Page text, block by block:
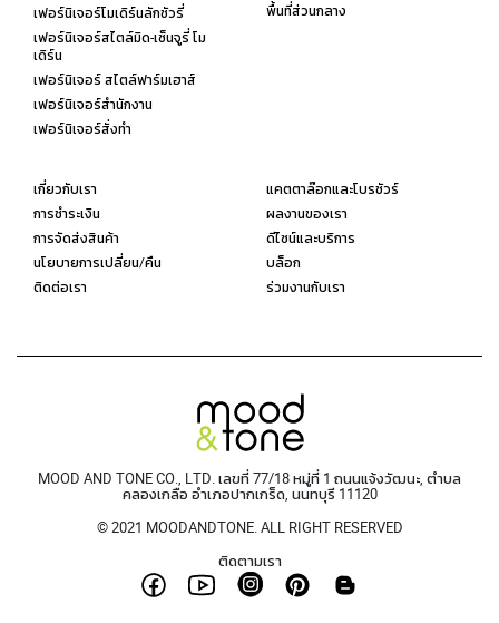
เฟอร์นิเจอร์โมเดิร์นลักชัวรี่
เฟอร์นิเจอร์สไตล์มิด-เซ็นจูรี่ โม
เดิร์น
เฟอร์นิเจอร์ สไตล์ฟาร์มเฮาส์
เฟอร์นิเจอร์สำนักงาน
เฟอร์นิเจอร์สั่งทำ
พื้นที่ส่วนกลาง
เกี่ยวกับเรา
การชำระเงิน
การจัดส่งสินค้า
นโยบายการเปลี่ยน/คืน
ติดต่อเรา
แคตตาล๊อกและโบรชัวร์
ผลงานของเรา
ดีไซน์และบริการ
บล็อก
ร่วมงานกับเรา
MOOD AND TONE CO., LTD. เลขที่ 77/18 หมู่ที่ 1 ถนนแจ้งวัฒนะ, ตำบล
คลองเกลือ อำเภอปากเกร็ด, นนทบุรี 11120
© 2021 MOODANDTONE. ALL RIGHT RESERVED
ติดตามเรา